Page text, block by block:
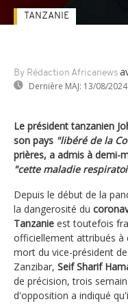
By Rédaction Africanews
Dernière MAJ: 13/08/2024
TANZANIE
Le président tanzanien
son pays "libéré de la
prières, a admis à demi-
"cette maladie
Depuis le début de la
la dangerosité du
Tanzanie est toutefois
officiellement attribués à
mort du vice-président
Zanzibar, Seif Sharif
de précision, trois
d'opposition a indiqué